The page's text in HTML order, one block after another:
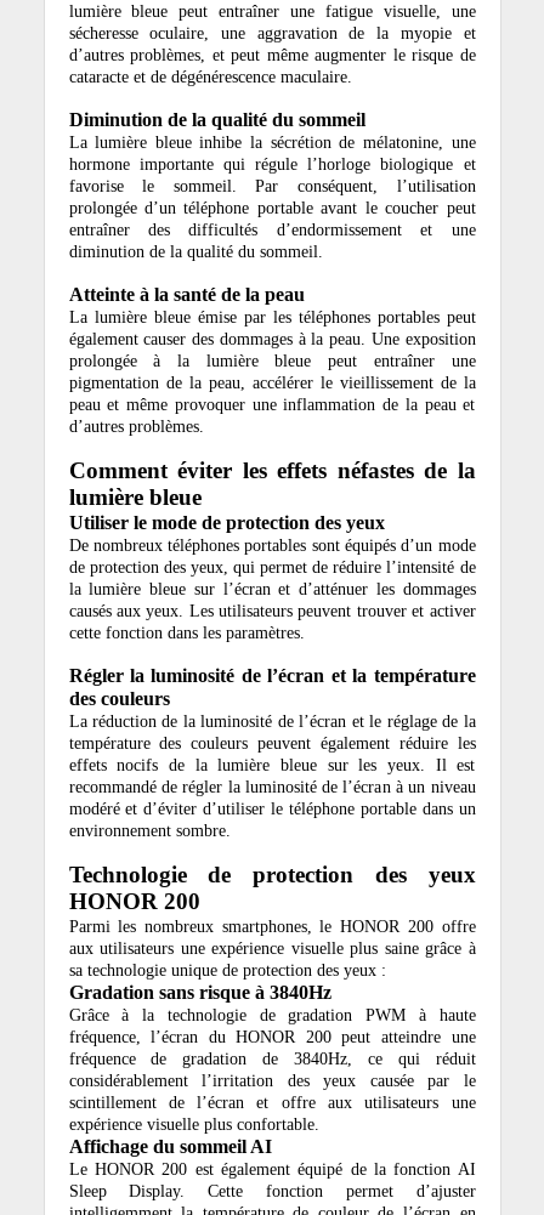
lumière bleue peut entraîner une fatigue visuelle, une
sécheresse oculaire, une aggravation de la myopie et
d’autres problèmes, et peut même augmenter le risque de
cataracte et de dégénérescence maculaire.
Diminution de la qualité du sommeil
La lumière bleue inhibe la sécrétion de mélatonine, une
hormone importante qui régule l’horloge biologique et
favorise le sommeil. Par conséquent, l’utilisation
prolongée d’un téléphone portable avant le coucher peut
entraîner des difficultés d’endormissement et une
diminution de la qualité du sommeil.
Atteinte à la santé de la peau
La lumière bleue émise par les téléphones portables peut
également causer des dommages à la peau. Une exposition
prolongée à la lumière bleue peut entraîner une
pigmentation de la peau, accélérer le vieillissement de la
peau et même provoquer une inflammation de la peau et
d’autres problèmes.
Comment éviter les effets néfastes de la
lumière bleue
Utiliser le mode de protection des yeux
De nombreux téléphones portables sont équipés d’un mode
de protection des yeux, qui permet de réduire l’intensité de
la lumière bleue sur l’écran et d’atténuer les dommages
causés aux yeux. Les utilisateurs peuvent trouver et activer
cette fonction dans les paramètres.
Régler la luminosité de l’écran et la température
des couleurs
La réduction de la luminosité de l’écran et le réglage de la
température des couleurs peuvent également réduire les
effets nocifs de la lumière bleue sur les yeux. Il est
recommandé de régler la luminosité de l’écran à un niveau
modéré et d’éviter d’utiliser le téléphone portable dans un
environnement sombre.
Technologie de protection des yeux
HONOR 200
Parmi les nombreux smartphones, le HONOR 200 offre
aux utilisateurs une expérience visuelle plus saine grâce à
sa technologie unique de protection des yeux :
Gradation sans risque à 3840Hz
Grâce à la technologie de gradation PWM à haute
fréquence, l’écran du HONOR 200 peut atteindre une
fréquence de gradation de 3840Hz, ce qui réduit
considérablement l’irritation des yeux causée par le
scintillement de l’écran et offre aux utilisateurs une
expérience visuelle plus confortable.
Affichage du sommeil AI
Le HONOR 200 est également équipé de la fonction AI
Sleep Display. Cette fonction permet d’ajuster